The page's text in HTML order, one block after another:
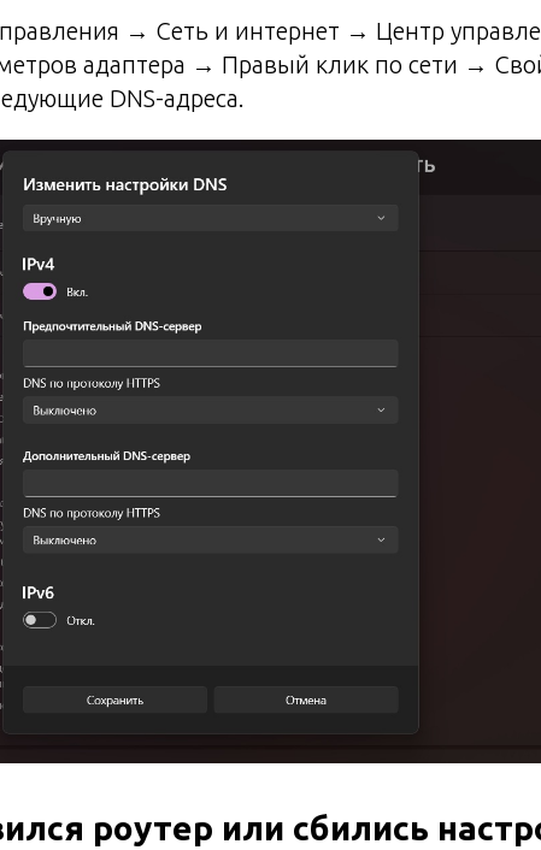
→ Сеть и интернет → Центр
адаптера → Правый клик по сети →
DNS-адреса.
роутер или сбились